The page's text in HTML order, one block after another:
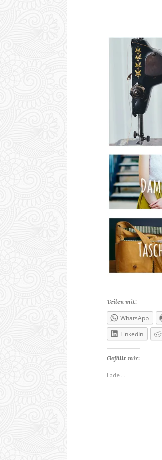
Teilen mit:
WhatsApp
LinkedIn
Gefällt mir:
Lade …